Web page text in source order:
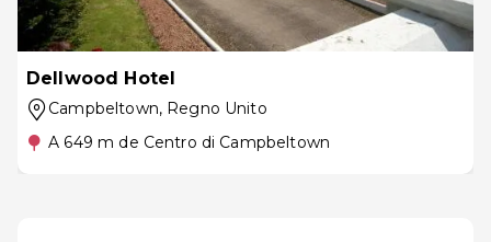
Dellwood Hotel
Campbeltown, Regno Unito
A 649 m de Centro di Campbeltown